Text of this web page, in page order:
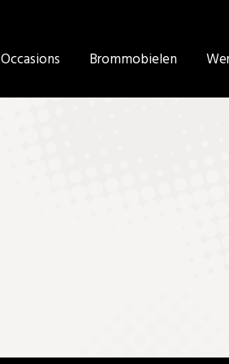
Occasions Brommobielen
Occasions Brommobielen